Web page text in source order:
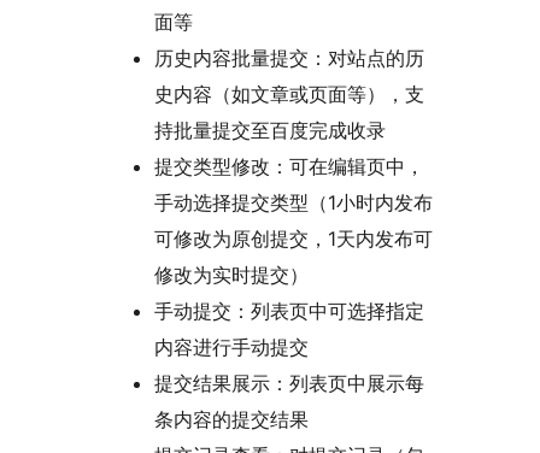
面等
历史内容批量提交：对站点的历
史内容（如文章或页面等），支
持批量提交至百度完成收录
提交类型修改：可在编辑页中，
手动选择提交类型（1小时内发布
可修改为原创提交，1天内发布可
修改为实时提交）
手动提交：列表页中可选择指定
内容进行手动提交
提交结果展示：列表页中展示每
条内容的提交结果